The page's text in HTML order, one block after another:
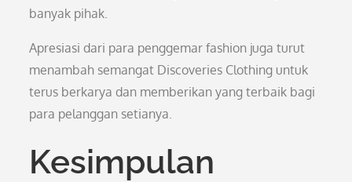
banyak pihak.
Apresiasi dari para penggemar fashion juga turut
menambah semangat Discoveries Clothing untuk
terus berkarya dan memberikan yang terbaik bagi
para pelanggan setianya.
Kesimpulan